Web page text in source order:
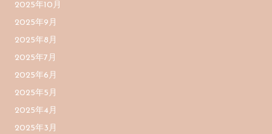
2025年10月
2025年9月
2025年8月
2025年7月
2025年6月
2025年5月
2025年4月
2025年3月